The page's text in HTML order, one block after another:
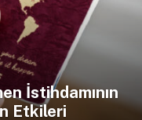
İstihdamının
Etkileri